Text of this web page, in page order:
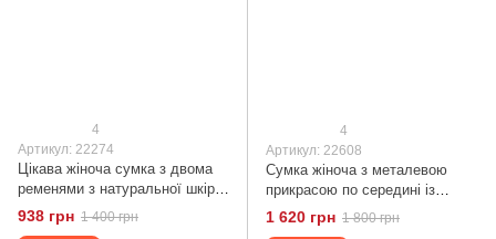
4
Артикул: 22274
Цікава жіноча сумка з двома
ременями з натуральної шкіри
Vintage 22274 Бордова
938 грн 1 400 грн
4
Артикул: 22608
Сумка жіноча з металевою
прикрасою по середині із
натуральної шкіри Vintage
22608 Біла
1 620 грн 1 800 грн